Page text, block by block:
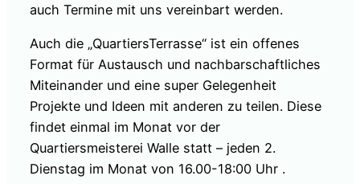
auch Termine mit uns vereinbart werden.
Auch die „QuartiersTerrasse“ ist ein offenes
Format für Austausch und nachbarschaftliches
Miteinander und eine super Gelegenheit
Projekte und Ideen mit anderen zu teilen. Diese
findet einmal im Monat vor der
Quartiersmeisterei Walle statt – jeden 2.
Dienstag im Monat von 16.00-18:00 Uhr .